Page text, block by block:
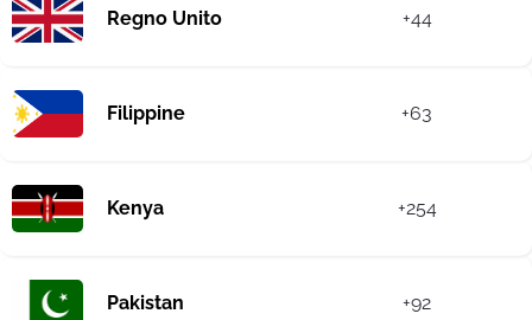
Regno Unito +44
Filippine +63
Kenya +254
Pakistan +92